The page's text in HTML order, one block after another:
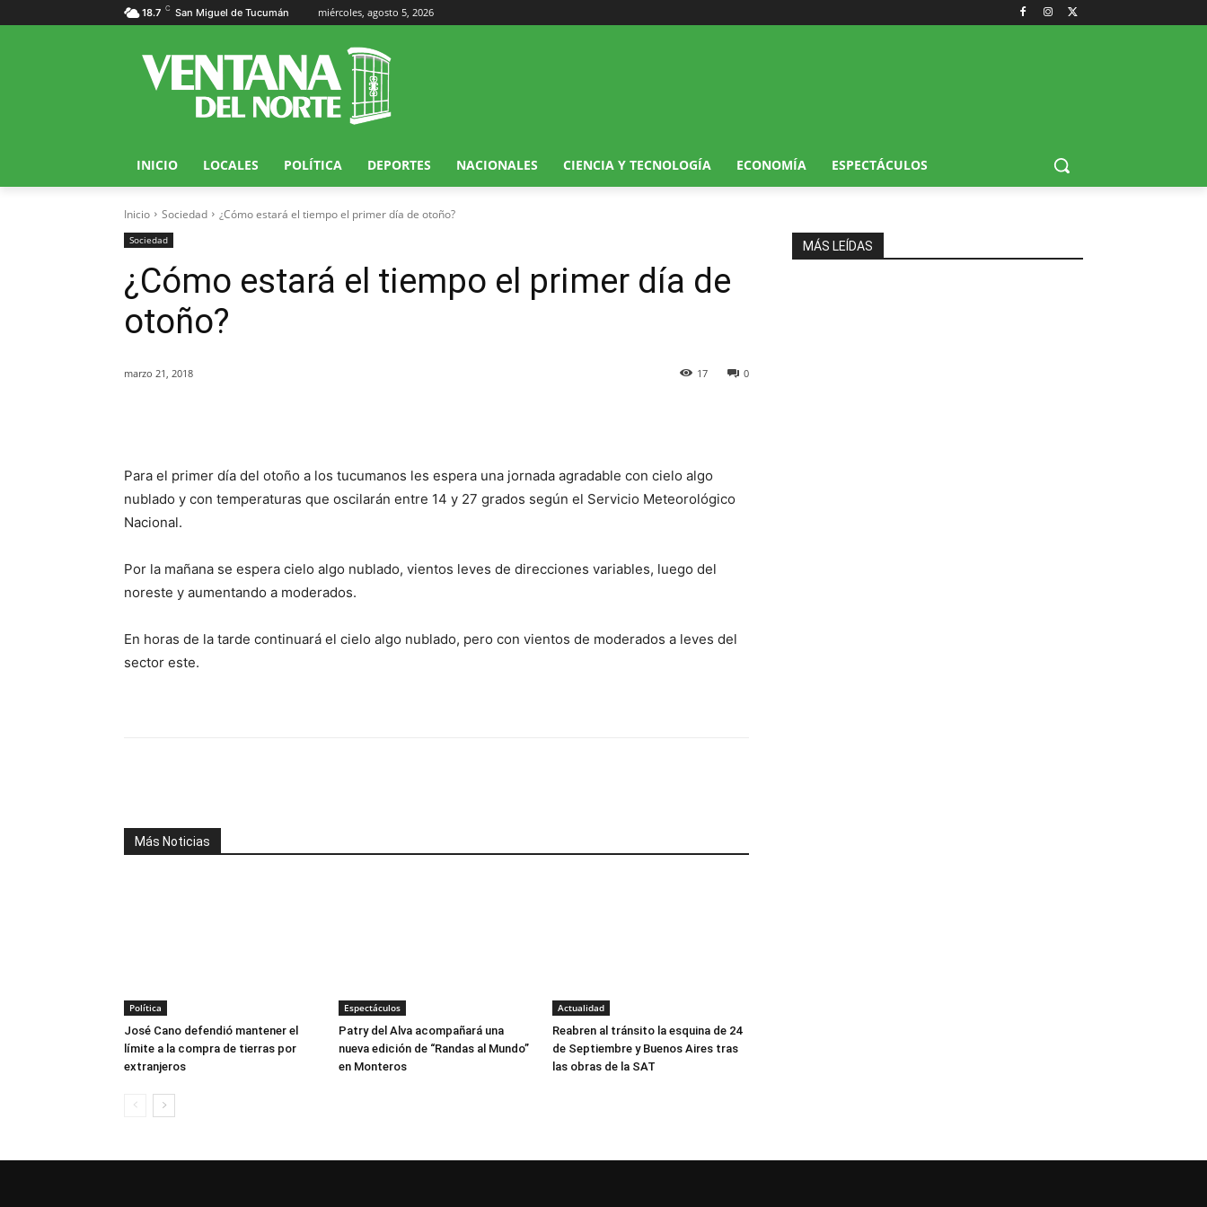
18.7 C San Miguel de Tucumán miércoles, agosto 5, 2026
INICIO LOCALES POLÍTICA DEPORTES NACIONALES CIENCIA Y TECNOLOGÍA ECONOMÍA ESPECTÁCULOS
Inicio Sociedad ¿Cómo estará el tiempo el primer día de otoño?
Sociedad
¿Cómo estará el tiempo el primer día de
otoño?
marzo 21, 2018 0
17
Para el primer día del otoño a los tucumanos les espera una jornada agradable con cielo algo
nublado y con temperaturas que oscilarán entre 14 y 27 grados según el Servicio Meteorológico
Nacional.
Por la mañana se espera cielo algo nublado, vientos leves de direcciones variables, luego del
noreste y aumentando a moderados.
En horas de la tarde continuará el cielo algo nublado, pero con vientos de moderados a leves del
sector este.
Más Noticias
Política
José Cano defendió mantener el
límite a la compra de tierras por
extranjeros
Espectáculos
Patry del Alva acompañará una
nueva edición de “Randas al Mundo”
en Monteros
Actualidad
Reabren al tránsito la esquina de 24
de Septiembre y Buenos Aires tras
las obras de la SAT
MÁS LEÍDAS